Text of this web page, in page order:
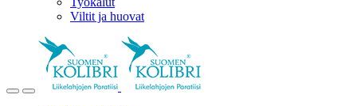
Viltit ja huovat